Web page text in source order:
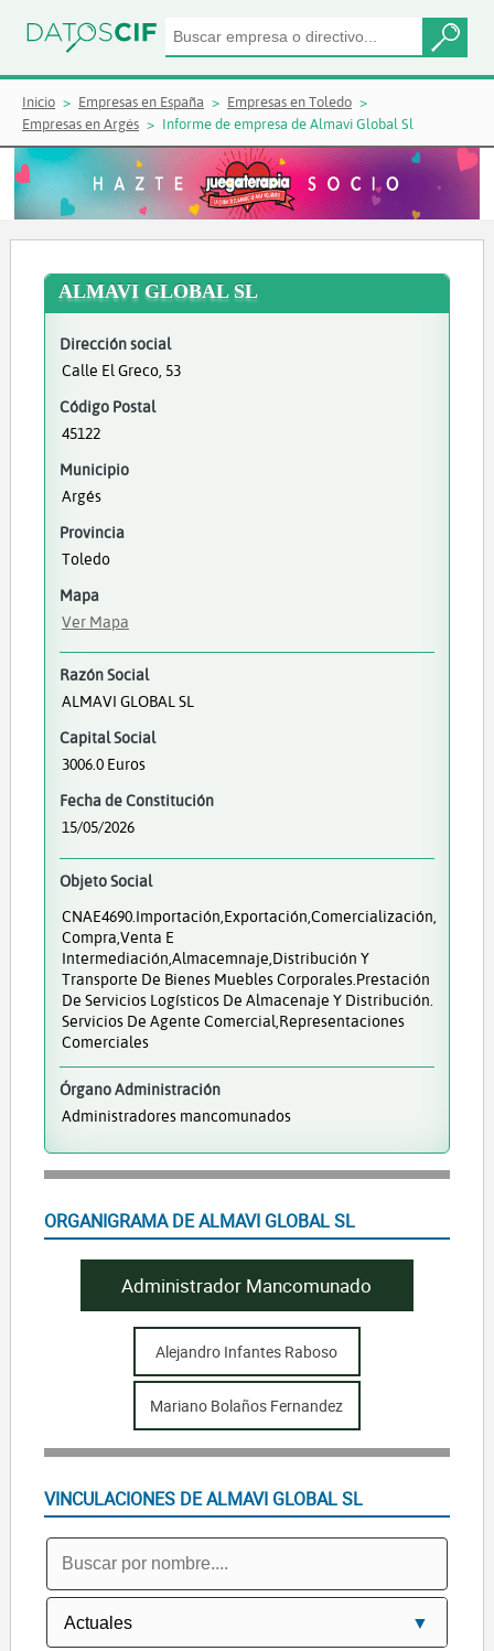
Inicio Empresas en España
Empresas en Toledo
Empresas en Argés
Informe de empresa de Almavi Global Sl
ALMAVI GLOBAL SL
Dirección social
Calle El Greco, 53
Código Postal
45122
Municipio
Argés
Provincia
Toledo
Mapa
Ver Mapa
Razón Social
ALMAVI GLOBAL SL
Capital Social
3006.0 Euros
Fecha de Constitución
15/05/2026
Objeto Social
CNAE4690.Importación,exportación,comercialización,
Compra,venta E
Intermediación,almacemnaje,distribución Y
Transporte De Bienes Muebles Corporales.Prestación
De Servicios Logísticos De Almacenaje Y Distribución.
Servicios De Agente Comercial,representaciones
Comerciales
Órgano Administración
Administradores mancomunados
ORGANIGRAMA DE ALMAVI GLOBAL SL
Administrador Mancomunado
Alejandro Infantes Raboso
Mariano Bolaños Fernandez
VINCULACIONES DE ALMAVI GLOBAL SL